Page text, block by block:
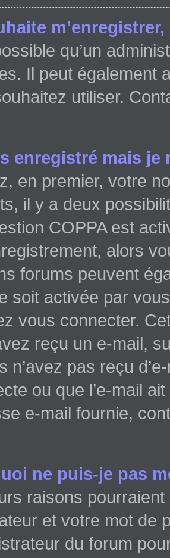
qu’un
Il peut également
utiliser.
enregistré mais je
en premier, votre
il y a deux
COPPA est
alors
forums peuvent
soit activée par
vous connecter.
reçu un e-mail,
n’avez pas reçu
ou que l’e-mail
e-mail fournie,
ne puis-je pas
raisons
et votre mot de
du forum